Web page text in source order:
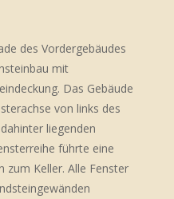
des Vordergebäudes
mit
Das Gebäude
von links des
liegenden
führte eine
zum Keller. Alle Fenster